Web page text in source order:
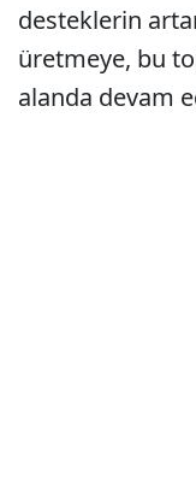
desteklerin
üretmeye, bu
alanda devam